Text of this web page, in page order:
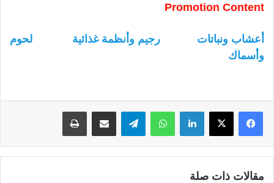
Promotion Content
أعشاب ونباتات رجيم وأنظمة غذائية
لحوم
وأسماك
لينكدإن واتساب
مقالات ذات صلة